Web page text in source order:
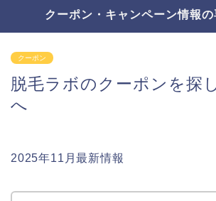
クーポン・キャンペーン情報の
クーポン
脱毛ラボのクーポンを探
へ
2025年11月最新情報